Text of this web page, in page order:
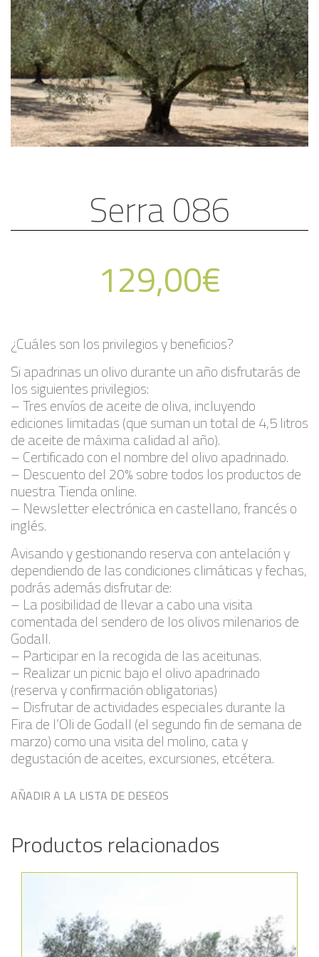
Serra 086
129,00€
¿Cuáles son los privilegios y beneficios?
Si apadrinas un olivo durante un año disfrutarás de
los siguientes privilegios:
– Tres envíos de aceite de oliva, incluyendo
ediciones limitadas (que suman un total de 4,5 litros
de aceite de máxima calidad al año).
– Certificado con el nombre del olivo apadrinado.
– Descuento del 20% sobre todos los productos de
nuestra Tienda online.
– Newsletter electrónica en castellano, francés o
inglés.
Avisando y gestionando reserva con antelación y
dependiendo de las condiciones climáticas y fechas,
podrás además disfrutar de:
– La posibilidad de llevar a cabo una visita
comentada del sendero de los olivos milenarios de
Godall.
– Participar en la recogida de las aceitunas.
– Realizar un picnic bajo el olivo apadrinado
(reserva y confirmación obligatorias)
– Disfrutar de actividades especiales durante la
Fira de l’Oli de Godall (el segundo fin de semana de
marzo) como una visita del molino, cata y
degustación de aceites, excursiones, etcétera.
AÑADIR A LA LISTA DE DESEOS
Productos relacionados